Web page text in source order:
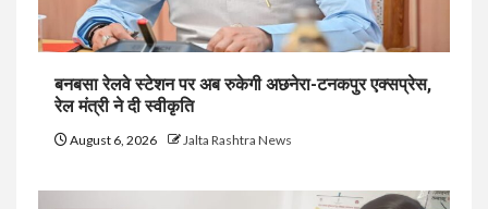
बनबसा रेलवे स्टेशन पर अब रुकेगी अछनेरा-टनकपुर एक्सप्रेस,
रेल मंत्री ने दी स्वीकृति
August 6, 2026 Jalta Rashtra News